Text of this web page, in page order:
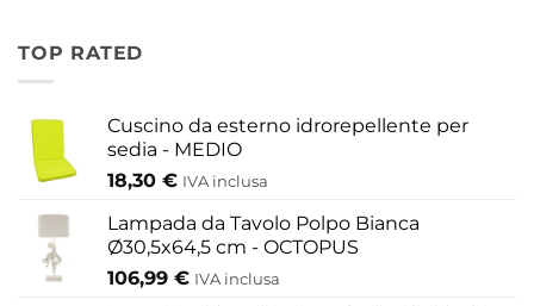
433,30 €
TOP RATED
Cuscino da esterno idrorepellente per
sedia - MEDIO
18,30 € IVA inclusa
Lampada da Tavolo Polpo Bianca
Ø30,5x64,5 cm - OCTOPUS
106,99 € IVA inclusa